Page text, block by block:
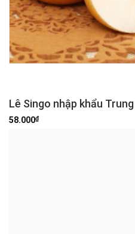
Lê Singo nhập khẩu
58.000₫